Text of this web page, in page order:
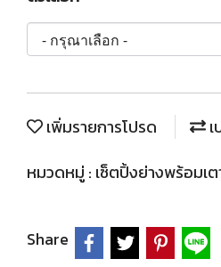
เพิ่มรายการโปรด
หมวดหมู่ : เซ็ตปิ้งย่างพร้อมเต
Share